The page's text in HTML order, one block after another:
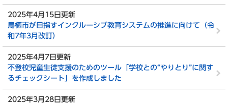
2025年4月15日更新
鳥栖市が目指すインクルーシブ教育システムの推進に向けて（令
和7年3月改訂）
2025年4月7日更新
不登校児童生徒支援のためのツール「学校との“やりとり”に関す
るチェックシート」を作成しました
2025年3月28日更新